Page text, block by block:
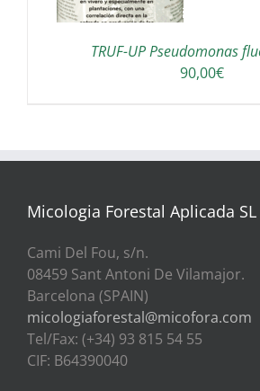
TRUF-UP Pseudomonas
90,00€
Micologia Forestal Aplicada SL
Cami Del Fou, s/n.
08459 Sant Antoni De Vilamajor.
Barcelona (SPAIN)
micologiaforestal@micofora.com
Tel/Fax: (+34) 93 815 54 55
CIF: B64390040